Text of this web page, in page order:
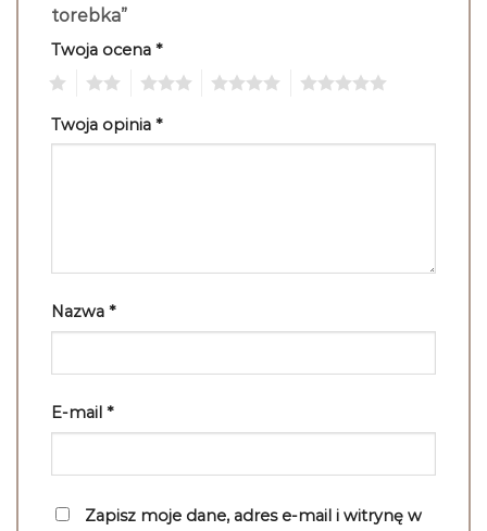
torebka”
Twoja ocena *
Twoja opinia *
Nazwa *
E-mail *
Zapisz moje dane, adres e-mail i witrynę w